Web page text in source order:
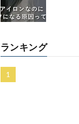
ランキング